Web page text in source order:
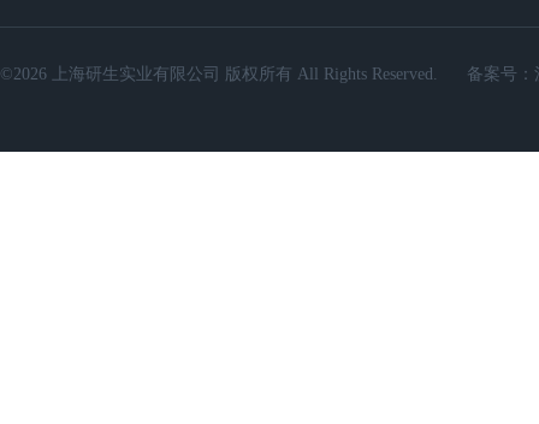
©2026 上海研生实业有限公司 版权所有 All Rights Reserved. 备案号：